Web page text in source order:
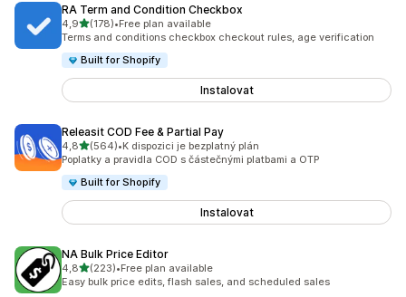
RA Term and Condition Checkbox
4,9z 5 hvězd
(178)
Celkový počet recenzí: 178
•Free plan available
Terms and conditions checkbox checkout rules, age verification
Built for Shopify
Instalovat
Releasit COD Fee & Partial Pay
4,8z 5 hvězd
(564)
Celkový počet recenzí: 564
•K dispozici je bezplatný plán
Poplatky a pravidla COD s částečnými platbami a OTP
Built for Shopify
Instalovat
NA Bulk Price Editor
4,8z 5 hvězd
(223)
Celkový počet recenzí: 223
•Free plan available
Easy bulk price edits, flash sales, and scheduled sales